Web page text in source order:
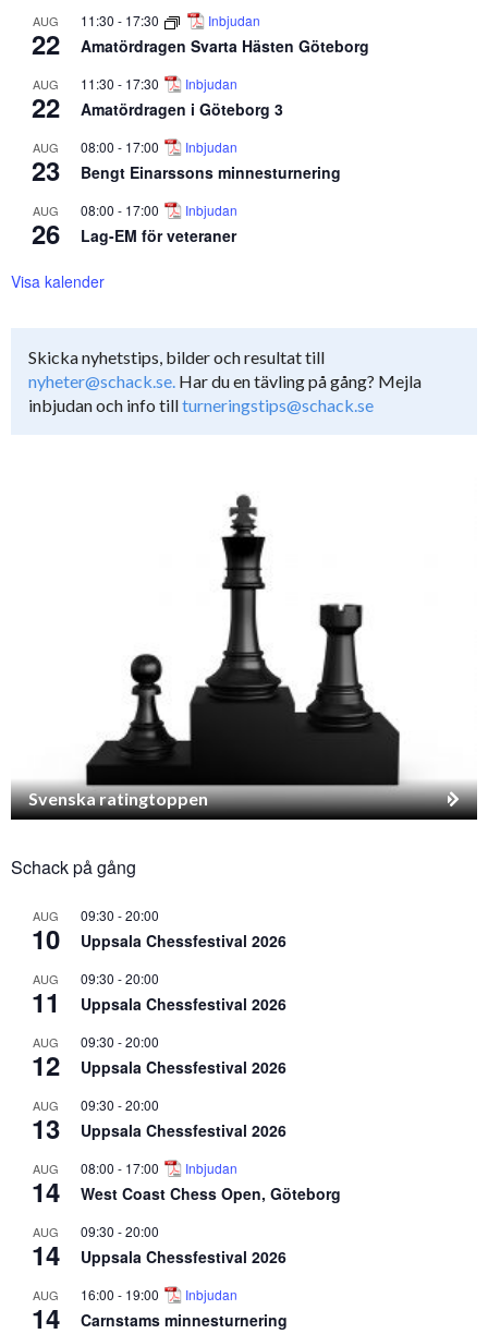
AUG
22
11:30 - 17:30 Inbjudan
Amatördragen Svarta Hästen Göteborg
AUG
22
11:30 - 17:30 Inbjudan
Amatördragen i Göteborg 3
AUG
23
08:00 - 17:00 Inbjudan
Bengt Einarssons minnesturnering
AUG
26
08:00 - 17:00 Inbjudan
Lag-EM för veteraner
Visa kalender
Skicka nyhetstips, bilder och resultat till
nyheter@schack.se. Har du en tävling på gång? Mejla
inbjudan och info tillturneringstips@schack.se
Svenska ratingtoppen
Schack på gång
AUG
10
09:30 -20:00
Uppsala Chessfestival 2026
AUG
11
09:30 -20:00
Uppsala Chessfestival 2026
AUG
12
09:30 -20:00
Uppsala Chessfestival 2026
AUG
13
09:30 -20:00
Uppsala Chessfestival 2026
AUG
14
08:00 - 17:00 Inbjudan
West Coast Chess Open, Göteborg
AUG
14
09:30 -20:00
Uppsala Chessfestival 2026
AUG
14
16:00 - 19:00 Inbjudan
Carnstams minnesturnering